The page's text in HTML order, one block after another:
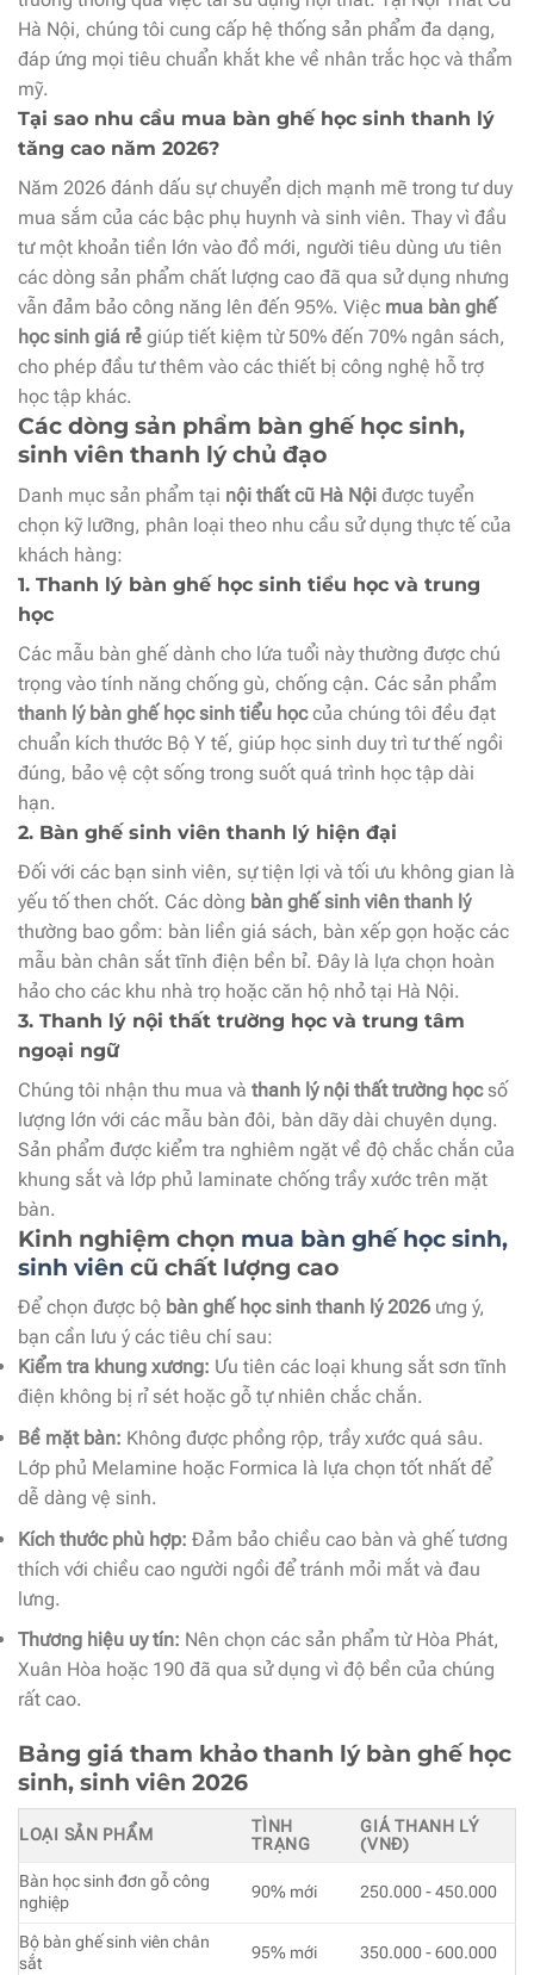
Hà Nội, chúng tôi cung cấp hệ thống sản phẩm đa dạng,
đáp ứng mọi tiêu chuẩn khắt khe về nhân trắc học và thẩm
mỹ.
Tại sao nhu cầu mua bàn ghế học sinh thanh lý
tăng cao năm 2026?
Năm 2026 đánh dấu sự chuyển dịch mạnh mẽ trong tư duy
mua sắm của các bậc phụ huynh và sinh viên. Thay vì đầu
tư một khoản tiền lớn vào đồ mới, người tiêu dùng ưu tiên
các dòng sản phẩm chất lượng cao đã qua sử dụng nhưng
vẫn đảm bảo công năng lên đến 95%. Việc mua bàn ghế
học sinh giá rẻ giúp tiết kiệm từ 50% đến 70% ngân sách,
cho phép đầu tư thêm vào các thiết bị công nghệ hỗ trợ
học tập khác.
Các dòng sản phẩm bàn ghế học sinh,
sinh viên thanh lý chủ đạo
Danh mục sản phẩm tại nội thất cũ Hà Nội được tuyển
chọn kỹ lưỡng, phân loại theo nhu cầu sử dụng thực tế của
khách hàng:
1. Thanh lý bàn ghế học sinh tiểu học và trung
học
Các mẫu bàn ghế dành cho lứa tuổi này thường được chú
trọng vào tính năng chống gù, chống cận. Các sản phẩm
thanh lý bàn ghế học sinh tiểu họccủa chúng tôi đều đạt
chuẩn kích thước Bộ Y tế, giúp học sinh duy trì tư thế ngồi
đúng, bảo vệ cột sống trong suốt quá trình học tập dài
hạn.
2. Bàn ghế sinh viên thanh lý hiện đại
Đối với các bạn sinh viên, sự tiện lợi và tối ưu không gian là
yếu tố then chốt. Các dòng bàn ghế sinh viên thanh lý
thường bao gồm: bàn liền giá sách, bàn xếp gọn hoặc các
mẫu bàn chân sắt tĩnh điện bền bỉ. Đây là lựa chọn hoàn
hảo cho các khu nhà trọ hoặc căn hộ nhỏ tại Hà Nội.
3. Thanh lý nội thất trường học và trung tâm
ngoại ngữ
Chúng tôi nhận thu mua và thanh lý nội thất trường họcsố
lượng lớn với các mẫu bàn đôi, bàn dãy dài chuyên dụng.
Sản phẩm được kiểm tra nghiêm ngặt về độ chắc chắn của
khung sắt và lớp phủ laminate chống trầy xước trên mặt
bàn.
Kinh nghiệm chọn mua bàn ghế học sinh,
sinh viên cũ chất lượng cao
Để chọn được bộ bàn ghế học sinh thanh lý 2026 ưng ý,
bạn cần lưu ý các tiêu chí sau:
Kiểm tra khung xương: Ưu tiên các loại khung sắt sơn tĩnh
điện không bị rỉ sét hoặc gỗ tự nhiên chắc chắn.
Bề mặt bàn: Không được phồng rộp, trầy xước quá sâu.
Lớp phủ Melamine hoặc Formica là lựa chọn tốt nhất để
dễ dàng vệ sinh.
Kích thước phù hợp: Đảm bảo chiều cao bàn và ghế tương
thích với chiều cao người ngồi để tránh mỏi mắt và đau
lưng.
Thương hiệu uy tín: Nên chọn các sản phẩm từ Hòa Phát,
Xuân Hòa hoặc 190 đã qua sử dụng vì độ bền của chúng
rất cao.
Bảng giá tham khảo thanh lý bàn ghế học
sinh, sinh viên 2026
LOẠI SẢN PHẨM
TÌNH
TRẠNG
GIÁ THANH LÝ
(VNĐ)
Bàn học sinh đơn gỗ công
nghiệp
90% mới 250.000 - 450.000
Bộ bàn ghế sinh viên chân
sắt
95% mới 350.000 - 600.000